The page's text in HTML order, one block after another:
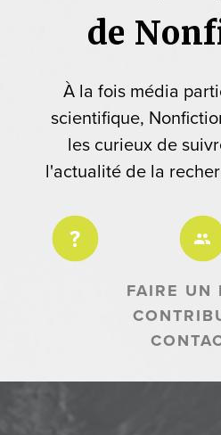
de
À la fois média
scientifique,
les curieux de
l'actualité de la
FAIRE UN